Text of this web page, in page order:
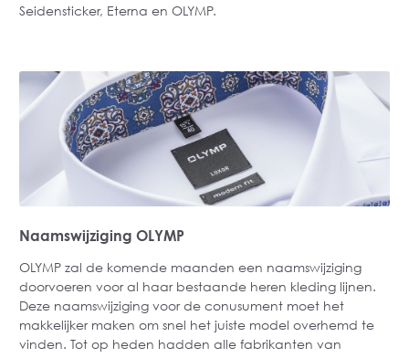
Seidensticker, Eterna en OLYMP.
Naamswijziging OLYMP
OLYMP zal de komende maanden een naamswijziging
doorvoeren voor al haar bestaande heren kleding lijnen.
Deze naamswijziging voor de conusument moet het
makkelijker maken om snel het juiste model overhemd te
vinden. Tot op heden hadden alle fabrikanten van